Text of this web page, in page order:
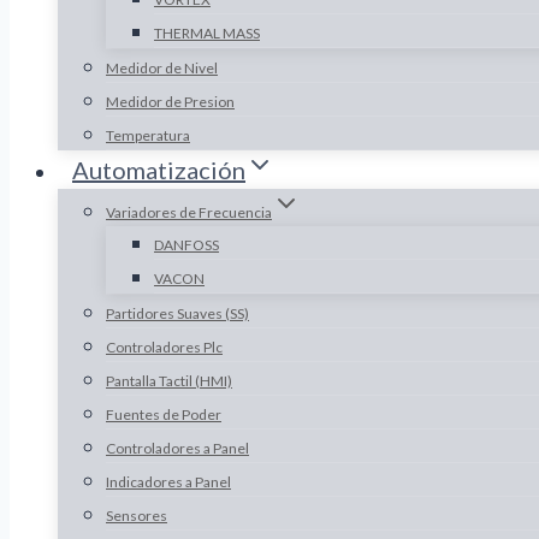
THERMAL MASS
Medidor de Nivel
Medidor de Presion
Temperatura
Automatización
Variadores de Frecuencia
DANFOSS
VACON
Partidores Suaves (SS)
Controladores Plc
Pantalla Tactil (HMI)
Fuentes de Poder
Controladores a Panel
Indicadores a Panel
Sensores